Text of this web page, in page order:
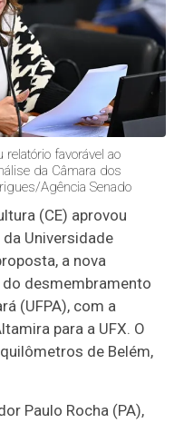
favorável ao
da Câmara dos
Agência Senado
(CE) aprovou
Universidade
a nova
desmembramento
(UFPA), com a
para a UFX. O
de Belém,
Paulo Rocha (PA),